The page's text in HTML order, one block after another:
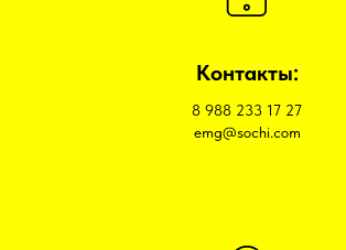
Контакты:
8 988 233 17 27
emg@sochi.com